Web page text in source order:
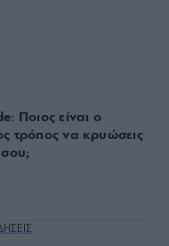
Ποιος είναι ο
τρόπος να κρυώσεις